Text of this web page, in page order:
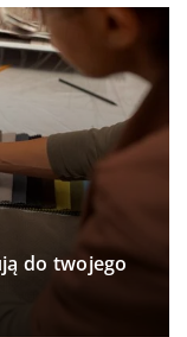
do twojego